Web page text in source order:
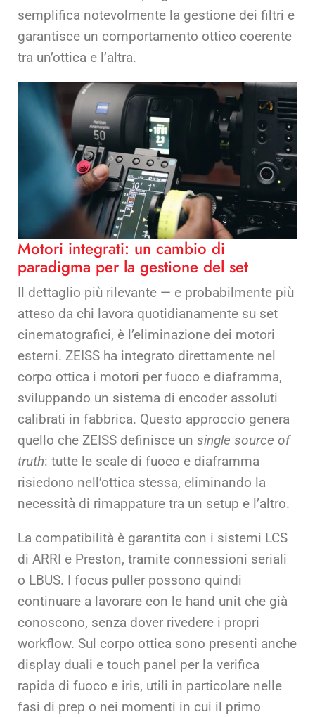
semplifica notevolmente la gestione dei filtri e
garantisce un comportamento ottico coerente
tra un’ottica e l’altra.
Motori integrati: un cambio di
paradigma per la gestione del set
Il dettaglio più rilevante — e probabilmente più
atteso da chi lavora quotidianamente su set
cinematografici, è l’eliminazione dei motori
esterni. ZEISS ha integrato direttamente nel
corpo ottica i motori per fuoco e diaframma,
sviluppando un sistema di encoder assoluti
calibrati in fabbrica. Questo approccio genera
quello che ZEISS definisce un single source of
truth: tutte le scale di fuoco e diaframma
risiedono nell’ottica stessa, eliminando la
necessità di rimappature tra un setup e l’altro.
La compatibilità è garantita con i sistemi LCS
di ARRI e Preston, tramite connessioni seriali
o LBUS. I focus puller possono quindi
continuare a lavorare con le hand unit che già
conoscono, senza dover rivedere i propri
workflow. Sul corpo ottica sono presenti anche
display duali e touch panel per la verifica
rapida di fuoco e iris, utili in particolare nelle
fasi di prep o nei momenti in cui il primo